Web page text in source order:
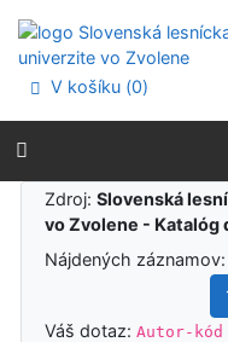
Prejsť na menu
Prehlásenie o
V košíku (0)
Výsledky
Zdroj:Slovenská
vo Zvolene - Katalóg
Nájdených
Váš dotaz:Autor-kód